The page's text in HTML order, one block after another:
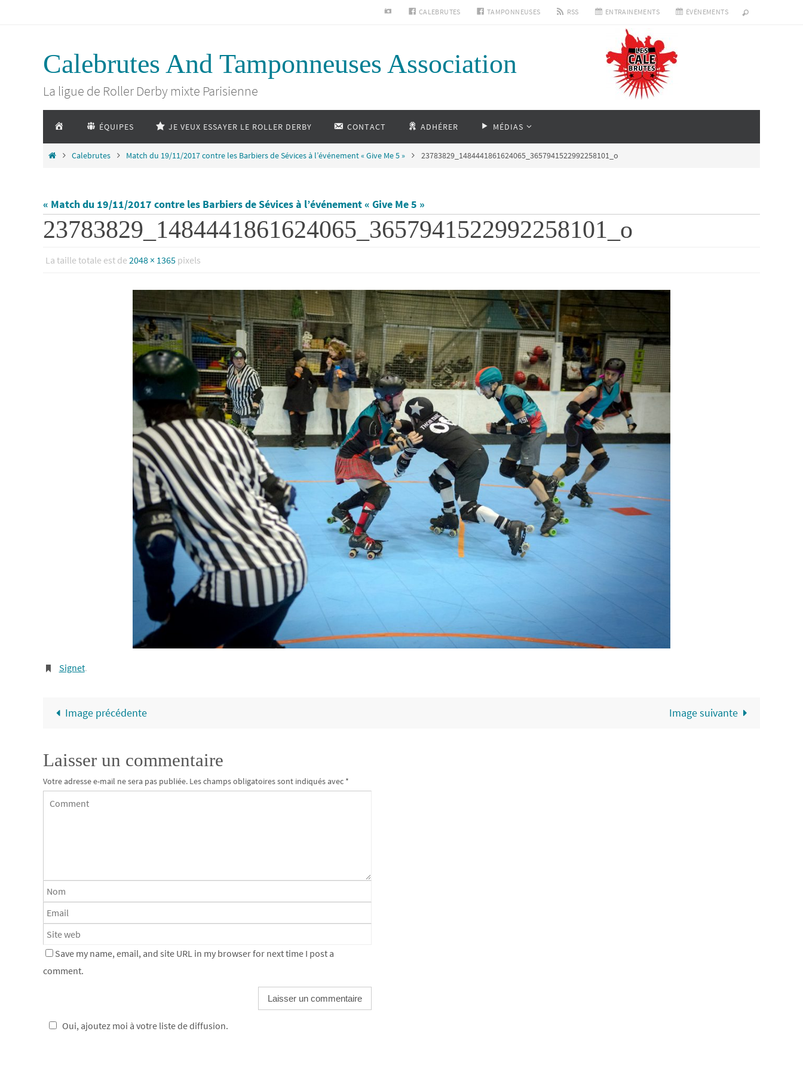
INSTAGRAMCALEBRUTES TAMPONNEUSES RSS ENTRAINEMENTS ÉVÉNEMENTS
Calebrutes And Tamponneuses Association
La ligue de Roller Derby mixte Parisienne
vers
le
contenu
ACCUEIL ÉQUIPES JE VEUX ESSAYER LE ROLLER DERBY CONTACT ADHÉRER MÉDIAS
HomeCalebrutes Match du 19/11/2017 contre les Barbiers de Sévices à l’événement « Give Me 5 » 23783829_1484441861624065_3657941522992258101_o
« Match du 19/11/2017 contre les Barbiers de Sévices à l’événement « Give Me 5 »
23783829_1484441861624065_3657941522992258101_o
La taille totale est de 2048 × 1365 pixels
Signet.
Image précédente Image suivante
Laisser un commentaire
Votre adresse e-mail ne sera pas publiée. Les champs obligatoires sont indiqués avec *
Save my name, email, and site URL in my browser for next time I post a
comment.
Oui, ajoutez moi à votre liste de diffusion.